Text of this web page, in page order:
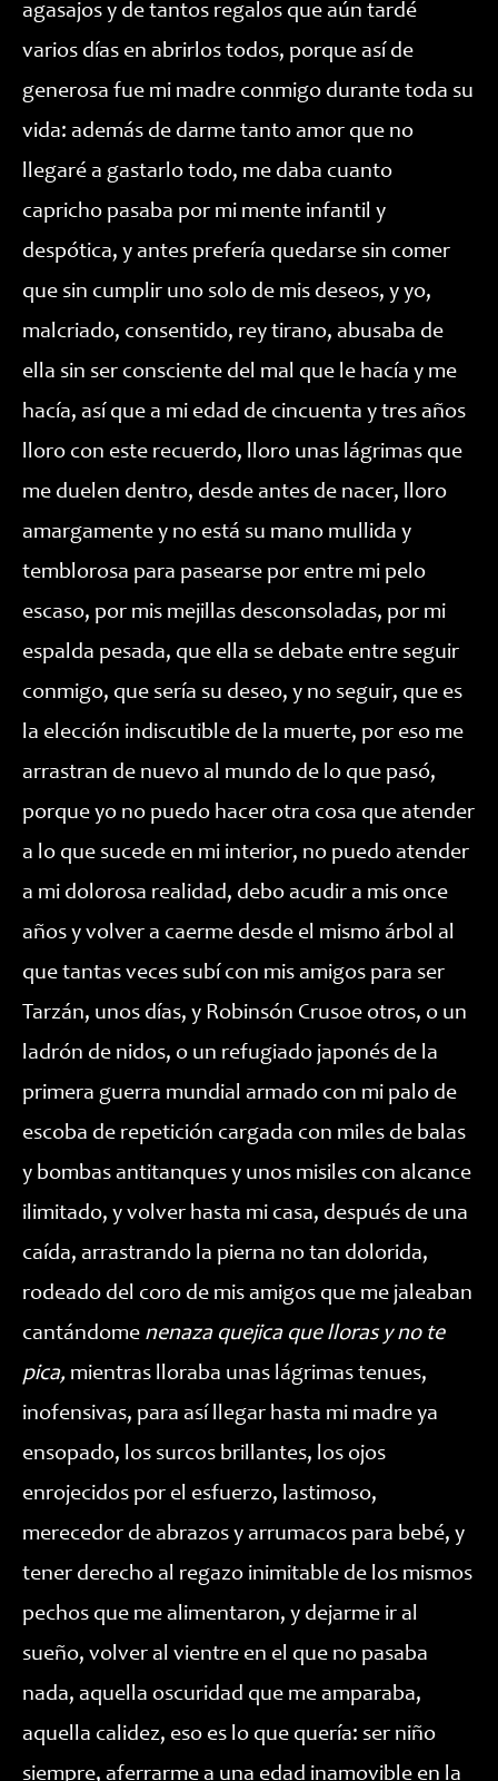
agasajos y de tantos regalos que aún tardé
varios días en abrirlos todos, porque así de
generosa fue mi madre conmigo durante toda su
vida: además de darme tanto amor que no
llegaré a gastarlo todo, me daba cuanto
capricho pasaba por mi mente infantil y
despótica, y antes prefería quedarse sin comer
que sin cumplir uno solo de mis deseos, y yo,
malcriado, consentido, rey tirano, abusaba de
ella sin ser consciente del mal que le hacía y me
hacía, así que a mi edad de cincuenta y tres años
lloro con este recuerdo, lloro unas lágrimas que
me duelen dentro, desde antes de nacer, lloro
amargamente y no está su mano mullida y
temblorosa para pasearse por entre mi pelo
escaso, por mis mejillas desconsoladas, por mi
espalda pesada, que ella se debate entre seguir
conmigo, que sería su deseo, y no seguir, que es
la elección indiscutible de la muerte, por eso me
arrastran de nuevo al mundo de lo que pasó,
porque yo no puedo hacer otra cosa que atender
a lo que sucede en mi interior, no puedo atender
a mi dolorosa realidad, debo acudir a mis once
años y volver a caerme desde el mismo árbol al
que tantas veces subí con mis amigos para ser
Tarzán, unos días, y Robinsón Crusoe otros, o un
ladrón de nidos, o un refugiado japonés de la
primera guerra mundial armado con mi palo de
escoba de repetición cargada con miles de balas
y bombas antitanques y unos misiles con alcance
ilimitado, y volver hasta mi casa, después de una
caída, arrastrando la pierna no tan dolorida,
rodeado del coro de mis amigos que me jaleaban
cantándome nenaza quejica que lloras y no te
pica, mientras lloraba unas lágrimas tenues,
inofensivas, para así llegar hasta mi madre ya
ensopado, los surcos brillantes, los ojos
enrojecidos por el esfuerzo, lastimoso,
merecedor de abrazos y arrumacos para bebé, y
tener derecho al regazo inimitable de los mismos
pechos que me alimentaron, y dejarme ir al
sueño, volver al vientre en el que no pasaba
nada, aquella oscuridad que me amparaba,
aquella calidez, eso es lo que quería: ser niño
siempre, aferrarme a una edad inamovible en la